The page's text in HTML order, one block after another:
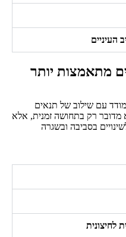
העיניים
מתאמצות יותר
עם שילוב של תנאים
מדובר רק בתחושה זמנית, אלא
בסביבה ובשגרה
לחיצונית